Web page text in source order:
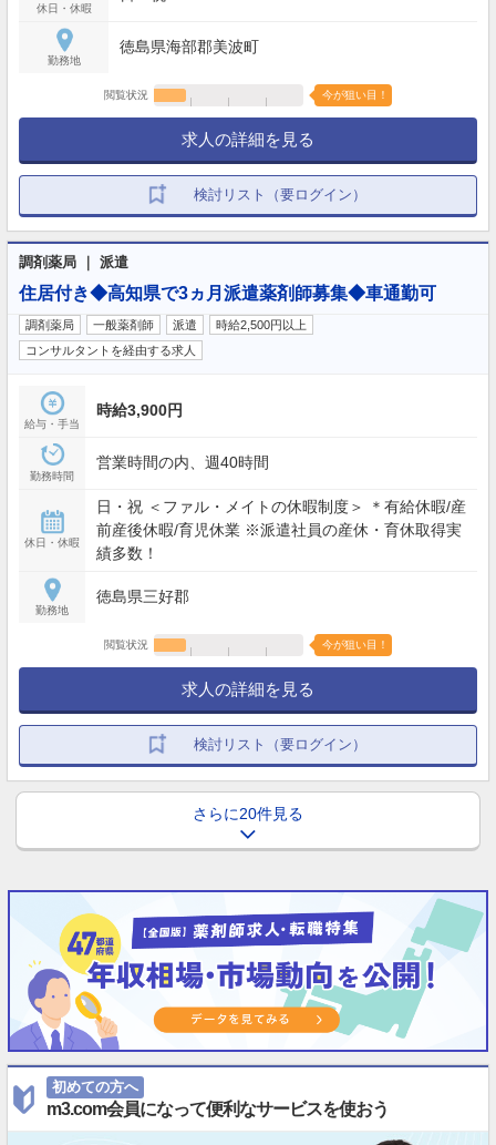
休日・休暇
勤務地
徳島県海部郡美波町
閲覧状況 今が狙い目！
求人の詳細を見る
検討リスト（要ログイン）
調剤薬局 ｜ 派遣
住居付き◆高知県で3ヵ月派遣薬剤師募集◆車通勤可
調剤薬局 一般薬剤師 派遣
時給2,500円以上
コンサルタントを経由する求人
給与・手当
時給3,900円
勤務時間
営業時間の内、週40時間
休日・休暇
日・祝 ＜ファル・メイトの休暇制度＞ ＊有給休暇/産
前産後休暇/育児休業 ※派遣社員の産休・育休取得実
績多数！
勤務地
徳島県三好郡
閲覧状況 今が狙い目！
求人の詳細を見る
検討リスト（要ログイン）
さらに20件見る
初めての方へ
m3.com会員になって便利なサービスを使おう